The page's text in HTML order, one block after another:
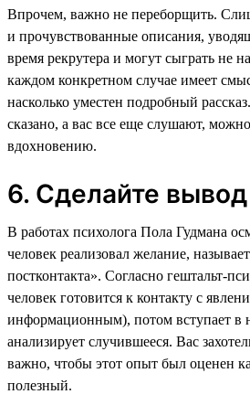
Впрочем, важно не переборщить.
и прочувствованные описания,
время рекрутера и могут сыграть не
каждом конкретном случае имеет
насколько уместен подробный
сказано, а вас все еще слушают,
вдохновению.
6. Сделайте
В работах психолога Пола Гудмана
человек реализовал желание,
постконтакта». Согласно гештальт-
человек готовится к контакту с
информационным), потом вступает в
анализирует случившееся. Вас
важно, чтобы этот опыт был оценен
полезный.